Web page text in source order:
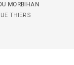
MORBIHAN
THIERS